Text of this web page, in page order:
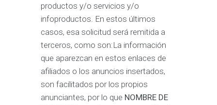
productos y/o servicios y/o
infoproductos. En estos últimos
casos, esa solicitud será remitida a
terceros, como son:La información
que aparezcan en estos enlaces de
afiliados o los anuncios insertados,
son facilitados por los propios
anunciantes, por lo que NOMBRE DE